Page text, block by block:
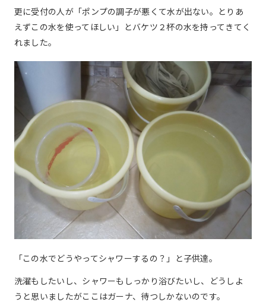
更に受付の人が「ポンプの調子が悪くて水が出ない。とりあ
えずこの水を使ってほしい」とバケツ２杯の水を持ってきてく
れました。
「この水でどうやってシャワーするの？」と子供達。
洗濯もしたいし、シャワーもしっかり浴びたいし、どうしよ
うと思いましたがここはガーナ、待つしかないのです。